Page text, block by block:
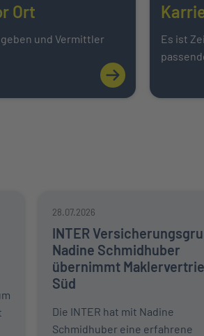
Ort
und Vermittler
Mehr über Ihr
Es ist
28.07.2026
INTER
Nadine Schmidhuber
übernimmt
Süd
Die INTER hat mit Nadine
Schmidhuber eine erfahrene